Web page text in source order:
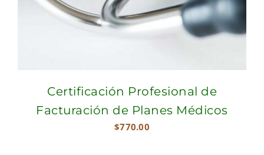
Certificación Profesional de
Facturación de Planes Médicos
$770.00